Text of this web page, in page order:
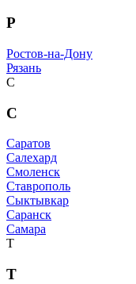
Р
Ростов-на-Дону
Рязань
С
С
Саратов
Салехард
Смоленск
Ставрополь
Сыктывкар
Саранск
Самара
Т
Т